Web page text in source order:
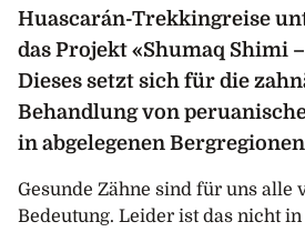
Huascarán-Trekkingreise
das Projekt «Shumaq Shimi
Dieses setzt sich für die
Behandlung von
in abgelegenen
Gesunde Zähne sind für uns alle
Bedeutung. Leider ist das nicht